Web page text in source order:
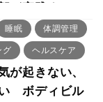
が実践する
睡眠 体調管理
グ ヘルスケア
が起きない、
ボディビル